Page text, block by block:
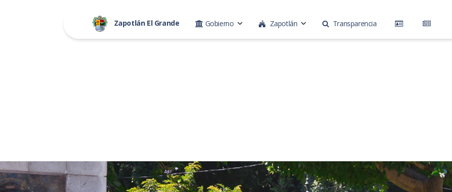
Zapotlán El Grande Gobierno Zapotlán Transparencia